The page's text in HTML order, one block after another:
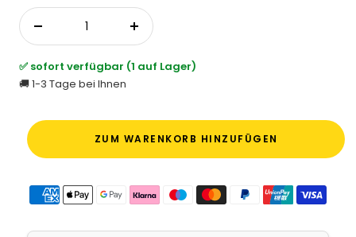
Menge verringernMenge erhöhen
✅ sofort verfügbar (1 auf Lager)
🚚 1-3 Tage bei Ihnen
ZUM WARENKORB HINZUFÜGEN